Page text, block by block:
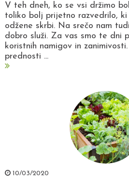
V teh dneh, ko se vsi držimo
toliko bolj prijetno razvedrilo, ki
odžene skrbi. Na srečo nam
dobro služi. Za vas smo te dni
koristnih namigov in
prednosti ...
10/03/2020